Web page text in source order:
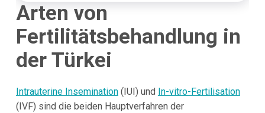
Arten von
Fertilitätsbehandlung in
der Türkei
Intrauterine Insemination(IUI) und In-vitro-Fertilisation
(IVF) sind die beiden Hauptverfahren der